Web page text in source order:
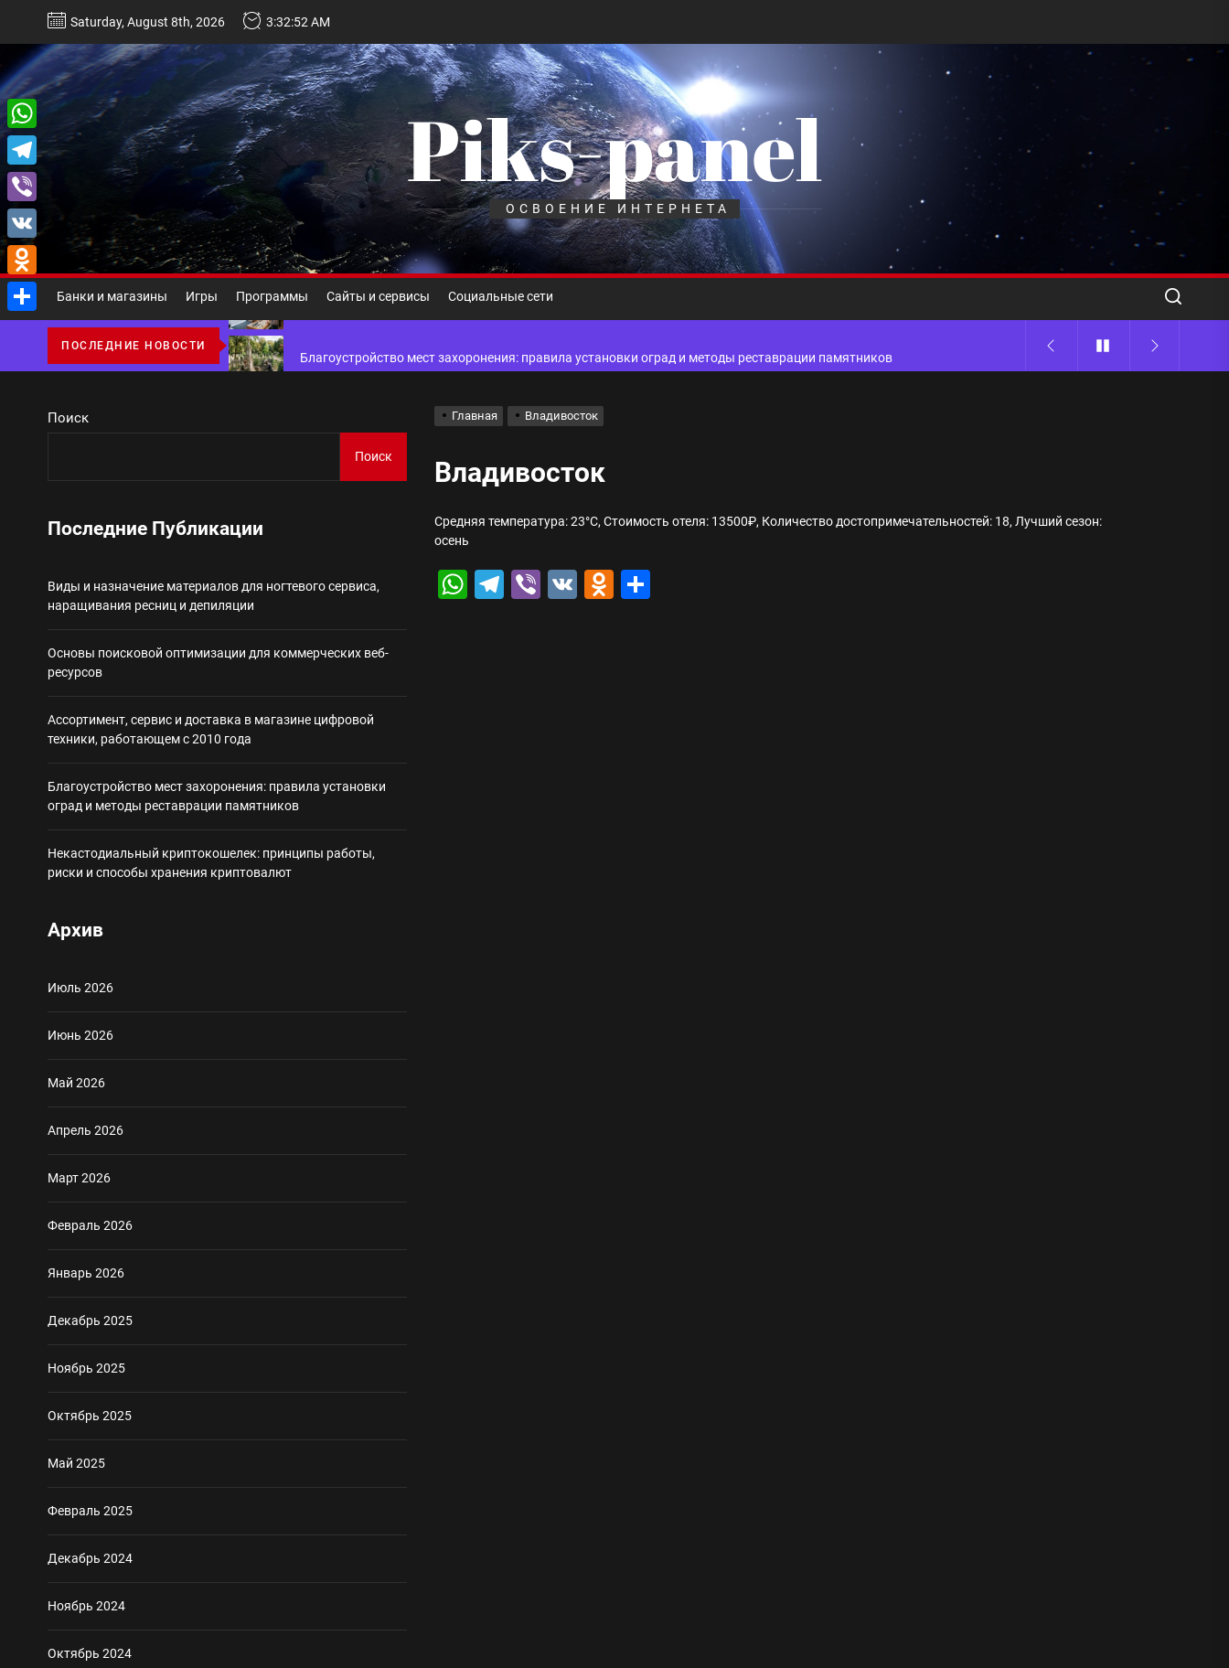
Перейти
содержимому
Saturday, August 8th, 2026 3:32:52 AM
Piks-panel
ОСВОЕНИЕ ИНТЕРНЕТА
Банки и магазины Игры Программы Сайты и сервисы Социальные сети
ПОСЛЕДНИЕ НОВОСТИ
Некастодиальный криптокошелек: принципы работы, риски и способы хранения криптовалют
Виды и назначение материалов для ногтевого сервиса, наращивания ресниц и депиляции
Основы поисковой оптимизации для коммерческих веб-ресурсов
Ассортимент, сервис и доставка в магазине цифровой техники, работающем с 2010 года
Ассортимент, сервис и доставка в магазине цифровой техники, работающем с 2010 года
Благоустройство мест захоронения: правила установки оград и методы реставрации памятников
Некастодиальный криптокошелек: принципы работы, риски и способы хранения криптовалют
Главная Владивосток
Владивосток
Средняя температура: 23°C, Стоимость отеля: 13500₽, Количество достопримечательностей: 18, Лучший сезон:
осень
WhatsApp
Telegram
Viber
VK Odnoklassniki
Поиск
Поиск
Последние Публикации
Виды и назначение материалов для ногтевого сервиса,
наращивания ресниц и депиляции
Основы поисковой оптимизации для коммерческих веб-
ресурсов
Ассортимент, сервис и доставка в магазине цифровой
техники, работающем с 2010 года
Благоустройство мест захоронения: правила установки
оград и методы реставрации памятников
Некастодиальный криптокошелек: принципы работы,
риски и способы хранения криптовалют
Архив
Июль 2026
Июнь 2026
Май 2026
Апрель 2026
Март 2026
Февраль 2026
Январь 2026
Декабрь 2025
Ноябрь 2025
Октябрь 2025
Май 2025
Февраль 2025
Декабрь 2024
Ноябрь 2024
Октябрь 2024
WhatsApp
Telegram
Viber
VK
Odnoklassniki
Отправить